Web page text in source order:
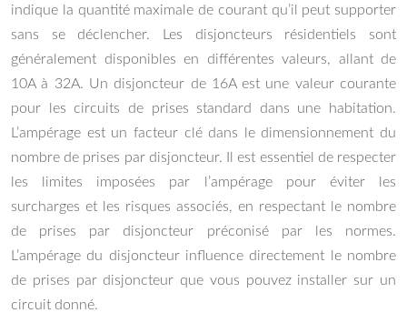
indique la quantité maximale de courant qu’il peut supporter
sans se déclencher. Les disjoncteurs résidentiels sont
généralement disponibles en différentes valeurs, allant de
10A à 32A. Un disjoncteur de 16A est une valeur courante
pour les circuits de prises standard dans une habitation.
L’ampérage est un facteur clé dans le dimensionnement du
nombre de prises par disjoncteur. Il est essentiel de respecter
les limites imposées par l’ampérage pour éviter les
surcharges et les risques associés, en respectant le nombre
de prises par disjoncteur préconisé par les normes.
L’ampérage du disjoncteur influence directement le nombre
de prises par disjoncteur que vous pouvez installer sur un
circuit donné.